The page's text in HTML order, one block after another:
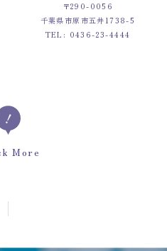
〒290-0056
千葉県市原市五井1738-5
TEL: 0436-23-4444
More